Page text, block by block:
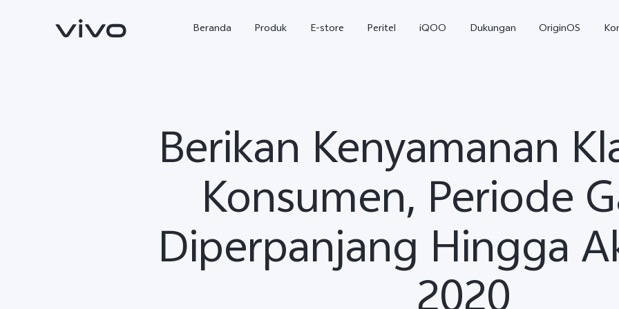
Beranda Produk E-store Peritel iQOO Dukungan OriginOS
Berikan Kenyamanan
Konsumen, Periode
Diperpanjang Hingga